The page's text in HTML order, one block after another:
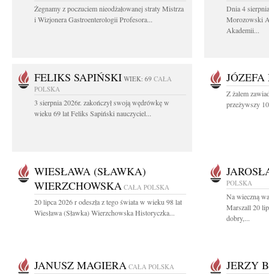
Żegnamy z poczuciem nieodżałowanej straty Mistrza
i Wizjonera Gastroenterologii Profesora...
Dnia 4
Morozowski
Akademii...
FELIKS SAPIŃSKI WIEK: 69 CAŁA
POLSKA
3 sierpnia 2026r. zakończył swoją wędrówkę w
wieku 69 lat Feliks Sapiński nauczyciel...
Z żalem
przeżywszy
WIESŁAWA (SŁAWKA)
WIERZCHOWSKA CAŁA POLSKA
20 lipca 2026 r odeszła z tego świata w wieku 98 lat
Wiesława (Sławka) Wierzchowska Historyczka...
POLSKA
Na wieczną
Marszall 20
dobry,...
JANUSZ MAGIERA CAŁA POLSKA JERZY